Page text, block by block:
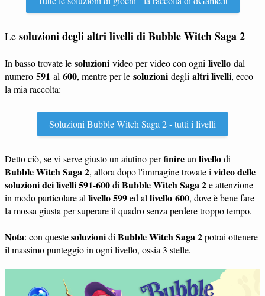
Le soluzioni degli altri livelli di Bubble Witch Saga 2
In basso trovate le soluzioni video per video con ogni livello dal
numero 591 al 600, mentre per le soluzioni degli altri livelli, ecco
la mia raccolta:
Soluzioni Bubble Witch Saga 2 - tutti i livelli
Detto ciò, se vi serve giusto un aiutino perfinireun livellodi
Bubble Witch Saga 2, allora dopo l'immagine trovate i video delle
soluzioni dei livelli 591-600di Bubble Witch Saga 2e attenzione
in modo particolare al livello 599ed al livello 600, dove è bene fare
la mossa giusta per superare il quadro senza perdere troppo tempo.
Nota: con questesoluzionidi Bubble Witch Saga 2potrai ottenere
il massimo punteggio in ogni livello, ossia 3 stelle.